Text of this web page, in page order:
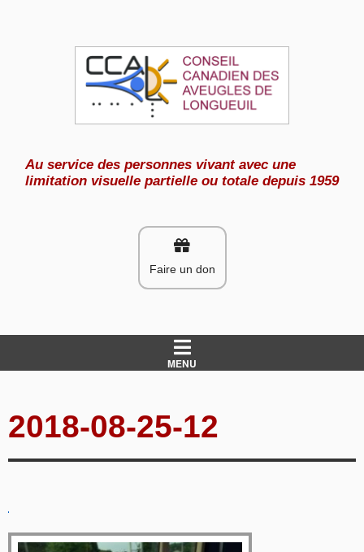
Au service des personnes vivant avec une
limitation visuelle partielle ou totale depuis 1959
Faire un don
MENU
2018-08-25-12